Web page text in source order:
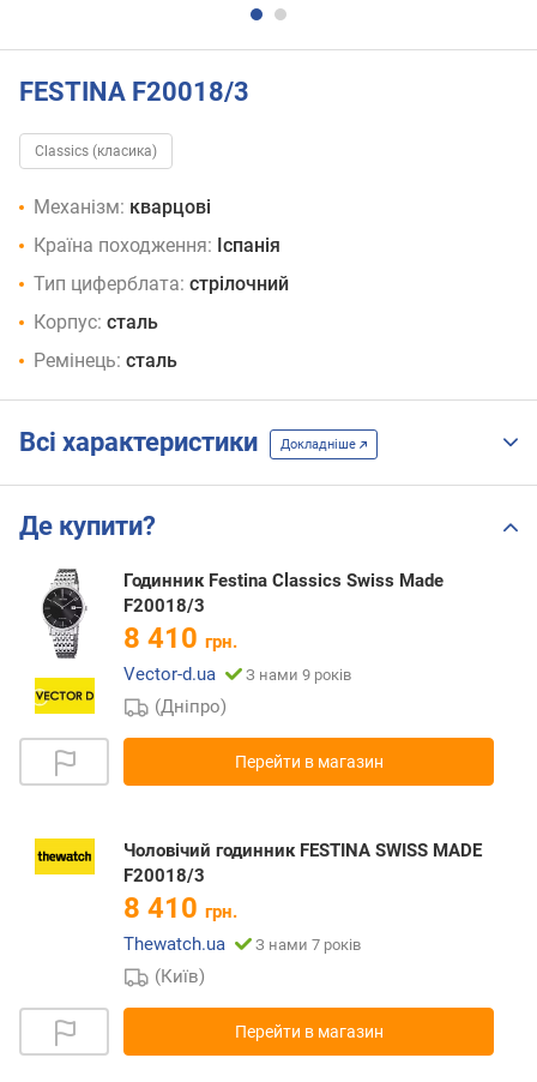
FESTINA F20018/3
Classics (класика)
Механізм: кварцові
Країна походження: Іспанія
Тип циферблата: стрілочний
Корпус: сталь
Ремінець: сталь
Всі характеристики Докладніше
Де купити?
Годинник Festina Classics Swiss Made
F20018/3
8 410 грн.
Vector-d.ua
З нами 9 років
(Дніпро)
Перейти в магазин
Чоловічий годинник FESTINA SWISS MADE
F20018/3
8 410 грн.
Thewatch.ua
З нами 7 років
(Київ)
Перейти в магазин